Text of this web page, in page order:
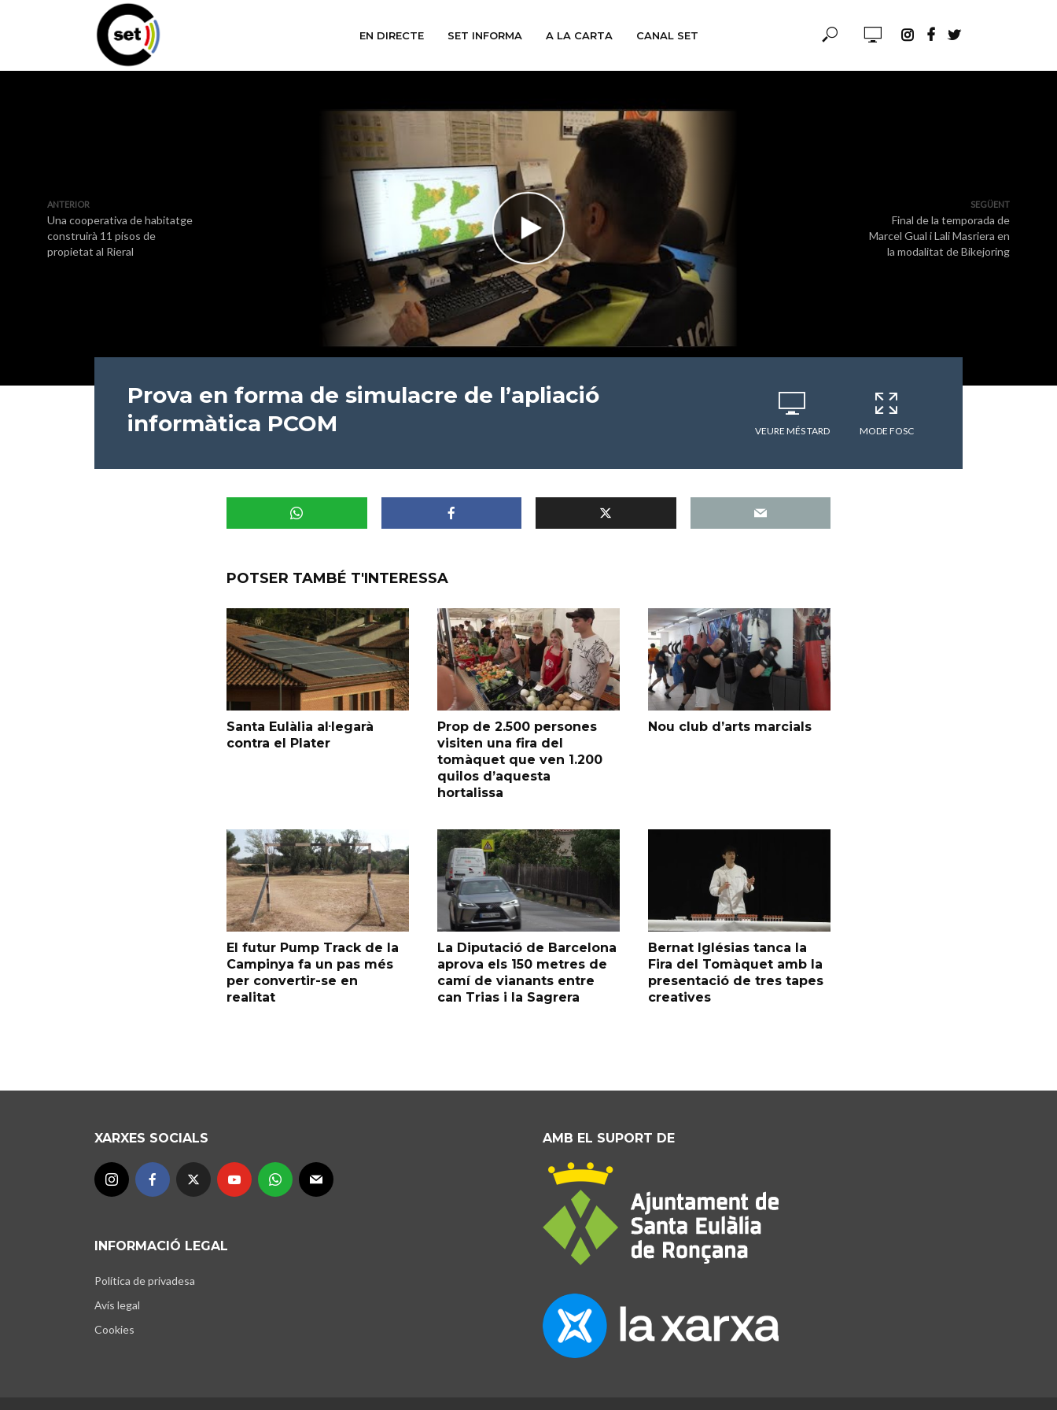
EN DIRECTE SET INFORMA A LA CARTA CANAL SET
ANTERIOR
Una cooperativa de habitatge
construirà 11 pisos de
propietat al Rieral
SEGÜENT
Final de la temporada de
Marcel Gual i Lali Masriera en
la modalitat de Bikejoring
Prova en forma de simulacre de l’apliació
informàtica PCOM
VEURE MÉS TARD MODE FOSC
POTSER TAMBÉ T'INTERESSA
Santa Eulàlia al·legarà
contra el Plater
Prop de 2.500 persones
visiten una fira del
tomàquet que ven 1.200
quilos d’aquesta
hortalissa
Nou club d’arts marcials
El futur Pump Track de la
Campinya fa un pas més
per convertir-se en
realitat
La Diputació de Barcelona
aprova els 150 metres de
camí de vianants entre
can Trias i la Sagrera
Bernat Iglésias tanca la
Fira del Tomàquet amb la
presentació de tres tapes
creatives
XARXES SOCIALS
INFORMACIÓ LEGAL
Política de privadesa
Avís legal
Cookies
AMB EL SUPORT DE